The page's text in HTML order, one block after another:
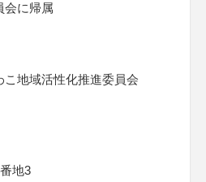
会に帰属
地域活性化推進委員会
地3